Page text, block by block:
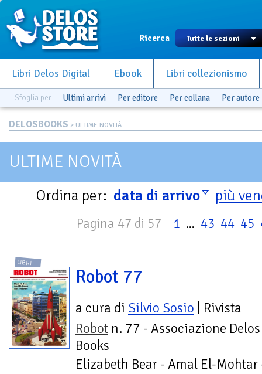
Ricerca
Libri Delos Digital Ebook Libri collezionismo
Sfoglia per Ultimi arrivi Per editore Per collana Per autore
DELOSBOOKS > ULTIME NOVITÀ
ULTIME NOVITÀ
Ordina per: data di arrivo più
Pagina 47 di 57 1 ... 43 44 45
LIBRI
Robot 77
a cura di Silvio Sosio | Rivista
Robot n. 77 - Associazione Delos
Books
Elizabeth Bear - Amal El-Mohtar